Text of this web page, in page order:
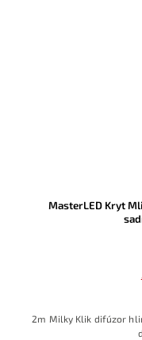
MasterLED Kryt
2m Milky Klik difúzor